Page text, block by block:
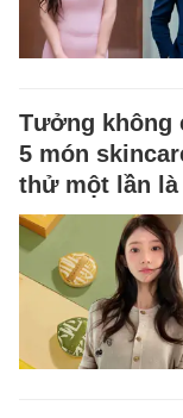
Tưởng không
5 món
thử một lần là